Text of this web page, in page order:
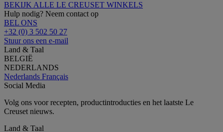
BEKIJK ALLE LE CREUSET WINKELS
Hulp nodig? Neem contact op
BEL ONS
+32 (0) 3 502 50 27
Stuur ons een e-mail
Land & Taal
BELGIË
NEDERLANDS
Nederlands Français
Social Media
Volg ons voor recepten, productintroducties en het laatste Le
Creuset nieuws.
Land & Taal